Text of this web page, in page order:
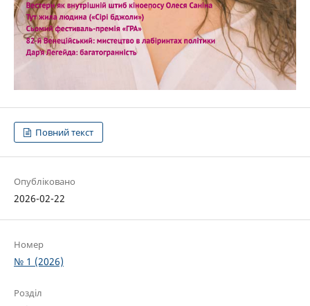
Повний текст
Опубліковано
2026-02-22
Номер
№ 1 (2026)
Розділ